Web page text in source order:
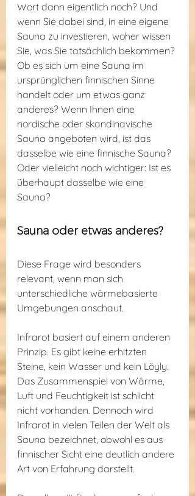
Wort dann eigentlich noch? Und
wenn Sie dabei sind, in eine eigene
Sauna zu investieren, woher wissen
Sie, was Sie tatsächlich bekommen?
Ob es sich um eine Sauna im
ursprünglichen finnischen Sinne
handelt oder um etwas ganz
anderes? Wenn Ihnen eine
nordische oder skandinavische
Sauna angeboten wird, ist das
dasselbe wie eine finnische Sauna?
Oder vielleicht noch wichtiger: Ist es
überhaupt dasselbe wie eine
Sauna?
Sauna oder etwas anderes?
Diese Frage wird besonders
relevant, wenn man sich
unterschiedliche wärmebasierte
Umgebungen anschaut.
Infrarot basiert auf einem anderen
Prinzip. Es gibt keine erhitzten
Steine, kein Wasser und kein Löyly.
Das Zusammenspiel von Wärme,
Luft und Feuchtigkeit ist schlicht
nicht vorhanden. Dennoch wird
Infrarot in vielen Teilen der Welt als
Sauna bezeichnet, obwohl es aus
finnischer Sicht eine deutlich andere
Art von Erfahrung darstellt.